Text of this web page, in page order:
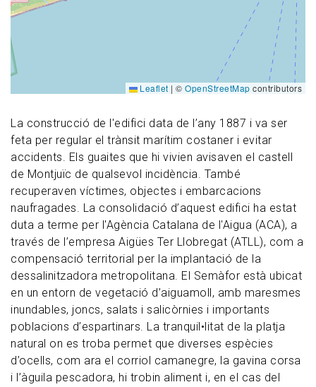
La construcció de l'edifici data de l’any 1887 i va ser
feta per regular el trànsit marítim costaner i evitar
accidents. Els guaites que hi vivien avisaven el castell
de Montjuïc de qualsevol incidència. També
recuperaven víctimes, objectes i embarcacions
naufragades. La consolidació d’aquest edifici ha estat
duta a terme per l'Agència Catalana de l'Aigua (ACA), a
través de l’empresa Aigües Ter Llobregat (ATLL), com a
compensació territorial per la implantació de la
dessalinitzadora metropolitana. El Semàfor està ubicat
en un entorn de vegetació d’aiguamoll, amb maresmes
inundables, joncs, salats i salicòrnies i importants
poblacions d’espartinars. La tranquil•litat de la platja
natural on es troba permet que diverses espècies
d’ocells, com ara el corriol camanegre, la gavina corsa
i l’àguila pescadora, hi trobin aliment i, en el cas del
Leaflet | © OpenStreetMap contributors